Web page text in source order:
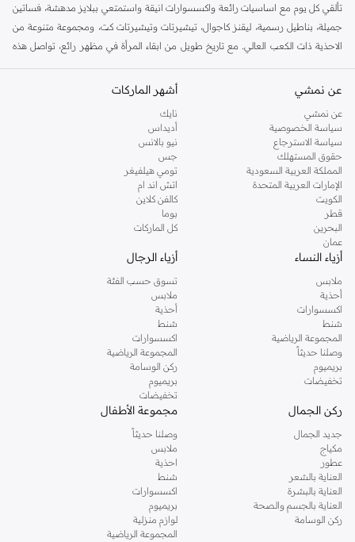
تألقي كل يوم مع اساسيات رائعة واكسسوارات انيقة واستمتعي ببلايز مدهشة، فساتين
جميلة، بناطيل رسمية، ليقنز كاجوال، تيشيرتات وتيشيرتات كت، ومجموعة متنوعة من
الاحذية ذات الكعب العالي. مع تاريخ طويل من ابقاء المرأة في مظهر رائع، تواصل هذه
كنت تقومين بتجديد خزانة ملابسك الملائمة للعمل، البحث عن فستان مثالي للحفلات او
اليه.
تسوقي دوروثي بيركنز اون لاين مسقط
تسوقي دوروثي بيركنز اون لاين من نمشي واستمتعي باكثر من الف ستايل من مجموعة
دوروثي بيركنز الشهيرة. تصفحي المجموعة كاملة في متجر دوروثي بيركنز اون لاين او
استخدمي القائمة لتحديد تجربة تسوق دوروثي بيركنز اون لاين. خدمة التوصيل السريعة
والدعم الاستثنائي يضمن لك تجربة تسوق ممتعة دائما مع نمشي.
عن نمشي
عن نمشي
سياسة الخصوصية
سياسة الاسترجاع
حقوق المستهلك
المملكة العربية السعودية
الإمارات العربية المتحدة
الكويت
قطر
البحرين
عمان
أشهر الماركات
نايك
أديداس
نيو بالانس
جس
تومي هيلفيغر
اتش اند ام
كالفن كلاين
بوما
كل الماركات
أزياء النساء
ملابس
أحذية
اكسسوارات
شنط
المجموعة الرياضية
وصلنا حديثاً
بريميوم
تخفيضات
أزياء الرجال
تسوق حسب الفئة
ملابس
أحذية
شنط
اكسسوارات
المجموعة الرياضية
ركن الوسامة
بريميوم
تخفيضات
ركن الجمال
جديد الجمال
مكياج
عطور
العناية بالشعر
العناية بالبشرة
العناية بالجسم والصحة
ركن الوسامة
مجموعة الأطفال
وصلنا حديثاً
ملابس
احذية
شنط
اكسسوارات
بريميوم
لوازم منزلية
المجموعة الرياضية